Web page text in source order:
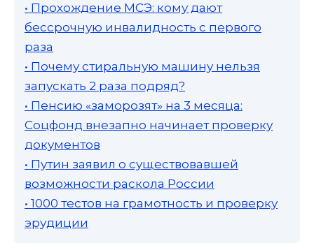
• Прохождение МСЭ: кому дают
бессрочную инвалидность с первого
раза
• Почему стиральную машину нельзя
запускать 2 раза подряд?
• Пенсию «заморозят» на 3 месяца:
Соцфонд внезапно начинает проверку
документов
• Путин заявил о существовавшей
возможности раскола России
• 1000 тестов на грамотность и проверку
эрудиции